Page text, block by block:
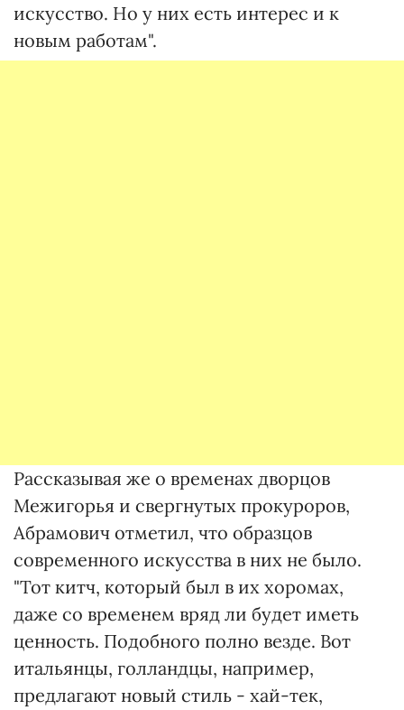
искусство. Но у них есть интерес и к
новым работам".
Рассказывая же о временах дворцов
Межигорья и свергнутых прокуроров,
Абрамович отметил, что образцов
современного искусства в них не было.
"Тот китч, который был в их хоромах,
даже со временем вряд ли будет иметь
ценность. Подобного полно везде. Вот
итальянцы, голландцы, например,
предлагают новый стиль - хай-тек,